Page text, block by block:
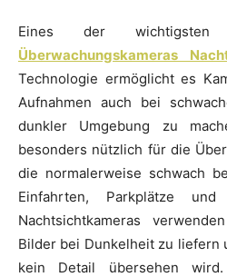
Eines der wichtigsten
Überwachungskameras
Technologie ermöglicht es
Aufnahmen auch bei
dunkler Umgebung zu
besonders nützlich für die
die normalerweise schwach
Einfahrten, Parkplätze
Nachtsichtkameras
Bilder bei Dunkelheit zu liefern
kein Detail übersehen